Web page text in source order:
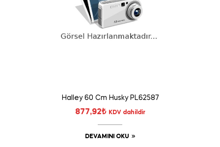
Halley 60 Cm Husky PL62587
877,92₺ KDV dahildir
DEVAMINI OKU